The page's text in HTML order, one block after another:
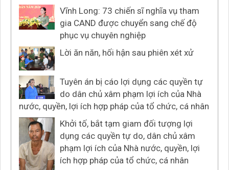
Vĩnh Long: 73 chiến sĩ nghĩa vụ tham
gia CAND được chuyển sang chế độ
phục vụ chuyên nghiệp
Lời ăn năn, hối hận sau phiên xét xử
Tuyên án bị cáo lợi dụng các quyền tự
do dân chủ xâm phạm lợi ích của Nhà
nước, quyền, lợi ích hợp pháp của tổ chức, cá nhân
Khởi tố, bắt tạm giam đối tượng lợi
dụng các quyền tự do, dân chủ xâm
phạm lợi ích của Nhà nước, quyền, lợi
ích hợp pháp của tổ chức, cá nhân